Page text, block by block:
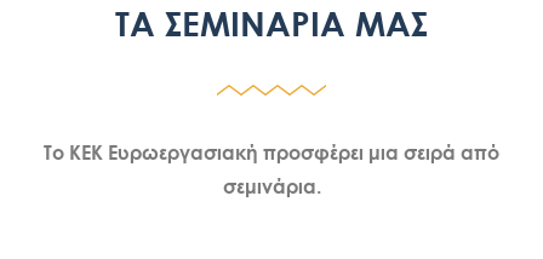
ΤΑ ΣΕΜΙΝΑΡΙΑ ΜΑΣ
Το ΚΕΚ Ευρωεργασιακή προσφέρει μια σειρά από
σεμινάρια.